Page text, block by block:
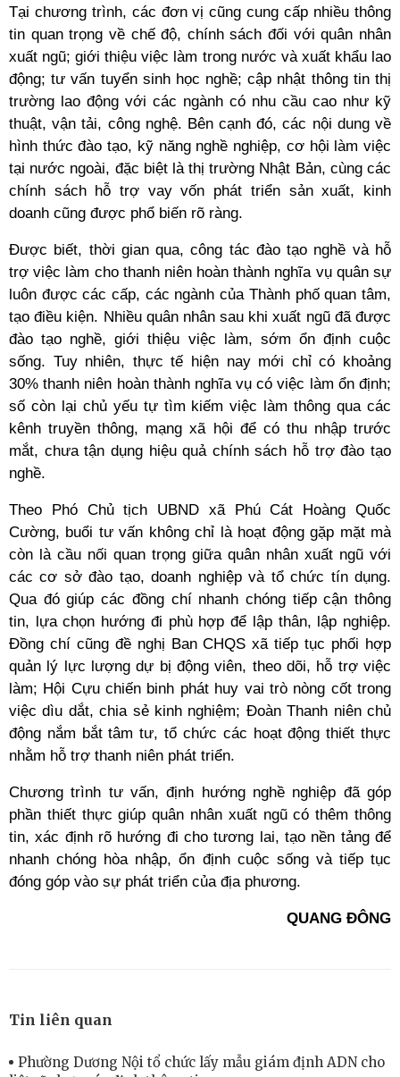
Tại chương trình, các đơn vị cũng cung cấp nhiều thông
tin quan trọng về chế độ, chính sách đối với quân nhân
xuất ngũ; giới thiệu việc làm trong nước và xuất khẩu lao
động; tư vấn tuyển sinh học nghề; cập nhật thông tin thị
trường lao động với các ngành có nhu cầu cao như kỹ
thuật, vận tải, công nghệ. Bên cạnh đó, các nội dung về
hình thức đào tạo, kỹ năng nghề nghiệp, cơ hội làm việc
tại nước ngoài, đặc biệt là thị trường Nhật Bản, cùng các
chính sách hỗ trợ vay vốn phát triển sản xuất, kinh
doanh cũng được phổ biến rõ ràng.
Được biết, thời gian qua, công tác đào tạo nghề và hỗ
trợ việc làm cho thanh niên hoàn thành nghĩa vụ quân sự
luôn được các cấp, các ngành của Thành phố quan tâm,
tạo điều kiện. Nhiều quân nhân sau khi xuất ngũ đã được
đào tạo nghề, giới thiệu việc làm, sớm ổn định cuộc
sống. Tuy nhiên, thực tế hiện nay mới chỉ có khoảng
30% thanh niên hoàn thành nghĩa vụ có việc làm ổn định;
số còn lại chủ yếu tự tìm kiếm việc làm thông qua các
kênh truyền thông, mạng xã hội để có thu nhập trước
mắt, chưa tận dụng hiệu quả chính sách hỗ trợ đào tạo
nghề.
Theo Phó Chủ tịch UBND xã Phú Cát Hoàng Quốc
Cường, buổi tư vấn không chỉ là hoạt động gặp mặt mà
còn là cầu nối quan trọng giữa quân nhân xuất ngũ với
các cơ sở đào tạo, doanh nghiệp và tổ chức tín dụng.
Qua đó giúp các đồng chí nhanh chóng tiếp cận thông
tin, lựa chọn hướng đi phù hợp để lập thân, lập nghiệp.
Đồng chí cũng đề nghị Ban CHQS xã tiếp tục phối hợp
quản lý lực lượng dự bị động viên, theo dõi, hỗ trợ việc
làm; Hội Cựu chiến binh phát huy vai trò nòng cốt trong
việc dìu dắt, chia sẻ kinh nghiệm; Đoàn Thanh niên chủ
động nắm bắt tâm tư, tổ chức các hoạt động thiết thực
nhằm hỗ trợ thanh niên phát triển.
Chương trình tư vấn, định hướng nghề nghiệp đã góp
phần thiết thực giúp quân nhân xuất ngũ có thêm thông
tin, xác định rõ hướng đi cho tương lai, tạo nền tảng để
nhanh chóng hòa nhập, ổn định cuộc sống và tiếp tục
đóng góp vào sự phát triển của địa phương.
QUANG ĐÔNG
Tin liên quan
Phường Dương Nội tổ chức lấy mẫu giám định ADN cho